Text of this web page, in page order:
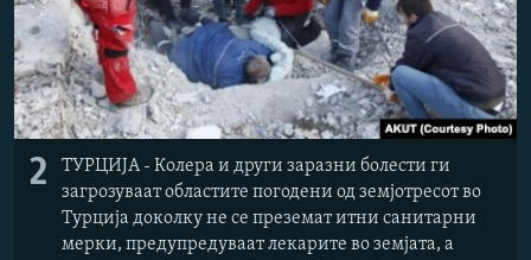
2
ТУРЦИЈА - Колера и други заразни болести ги
загрозуваат областите погодени од земјотресот во
Турција доколку не се преземат итни санитарни
мерки, предупредуваат лекарите во земјата, а